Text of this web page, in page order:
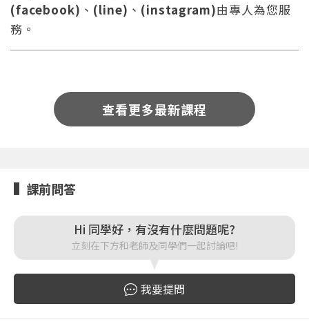
登入
忘記密碼 註冊
按下註冊即代表你同意我們的使用者條款與隱私權政
您將收到一封Email，請依照信件中的指示重新登
重設密碼
系統偵測到您的帳號重複登入，
(facebook) 、 (line) 、 (instagram)由專人為您服
務。
查看更多最新課程
課前問答
Hi 同學好，有沒有什麼問題呢?
立刻在下方和老師及同學們一起討論吧!
我要提問